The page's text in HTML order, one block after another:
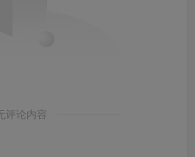
送货到家的软件。日常生活
评论内容